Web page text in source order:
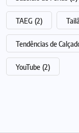
TAEG (2)
Tendências de
YouTube (2)